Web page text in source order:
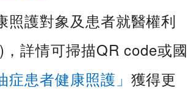
照護對象及患者就醫權利
詳情可掃描QR code或國
症患者健康照護」 獲得更